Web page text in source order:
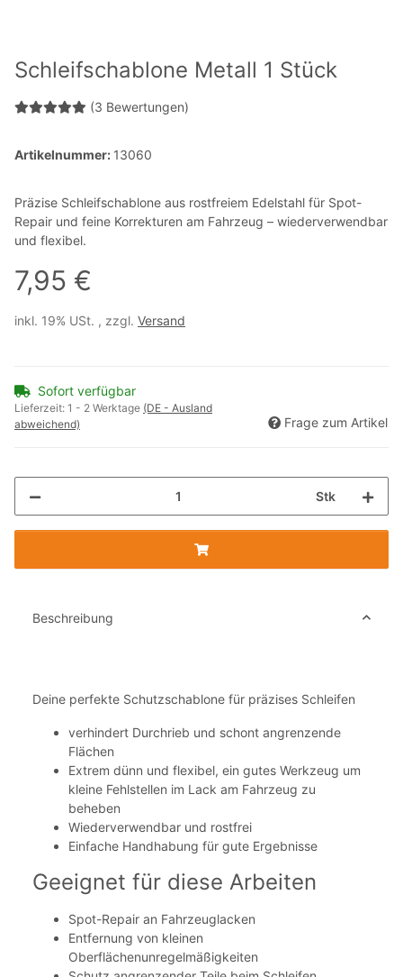
Schleifschablone Metall 1 Stück
(3 Bewertungen)
Artikelnummer: 13060
Präzise Schleifschablone aus rostfreiem Edelstahl für Spot-
Repair und feine Korrekturen am Fahrzeug – wiederverwendbar
und flexibel.
7,95 €
inkl. 19% USt. , zzgl. Versand
Sofort verfügbar
Lieferzeit: 1 - 2 Werktage (DE - Ausland
abweichend)
Frage zum Artikel
Stk
Beschreibung
Deine perfekte Schutzschablone für präzises Schleifen
verhindert Durchrieb und schont angrenzende
Flächen
Extrem dünn und flexibel, ein gutes Werkzeug um
kleine Fehlstellen im Lack am Fahrzeug zu
beheben
Wiederverwendbar und rostfrei
Einfache Handhabung für gute Ergebnisse
Geeignet für diese Arbeiten
Spot-Repair an Fahrzeuglacken
Entfernung von kleinen
Oberflächenunregelmäßigkeiten